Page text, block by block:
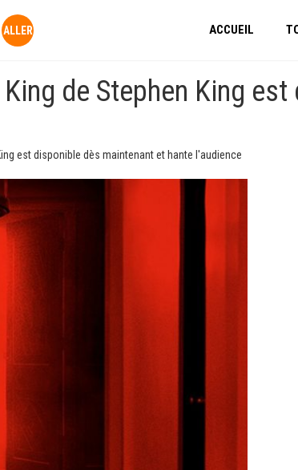
ACCUEIL
de Stephen King
est disponible dès maintenant et hante l'audience